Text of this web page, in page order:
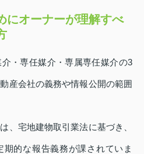
にオーナーが理解すべ
・専任媒介・専属専任媒介の3
産会社の義務や情報公開の範囲
、宅地建物取引業法に基づき、
的な報告義務が課されていま